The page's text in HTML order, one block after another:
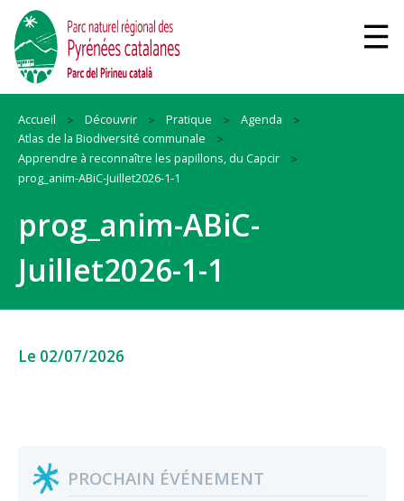
Accueil Découvrir Pratique
Agenda
Atlas de la Biodiversité communale
Apprendre à reconnaître les papillons, du Capcir
prog_anim-ABiC-Juillet2026-1-1
prog_anim-ABiC-
Juillet2026-1-1
Le 02/07/2026
PROCHAIN ÉVÉNEMENT